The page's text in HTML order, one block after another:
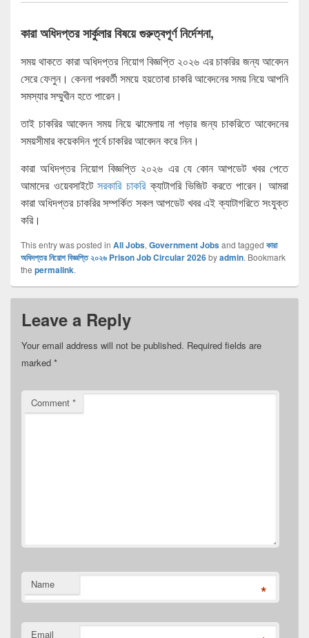
কারা অধিদপ্তর সার্কুলার বিষয়ে গুরুত্বপূর্ণ নির্দেশনা,
সময় থাকতে কারা অধিদপ্তর নিয়োগ বিজ্ঞপ্তি ২০২৬ এর চাকরির জন্য আবেদন
সেরে ফেলুন। কেননা পরবর্তী সময়ে হয়তোবা চাকরি আবেদনের সময় নিয়ে আপনি
সমস্যার সম্মুখীন হতে পারেন।
তাই চাকরির আবেদন সময় নিয়ে ঝামেলায় না পড়ার জন্য চাকরিতে আবেদনের
সময়সীমার কয়েকদিন পূর্বে চাকরির আবেদন করে নিন।
কারা অধিদপ্তর নিয়োগ বিজ্ঞপ্তি ২০২৬ এর যে কোন আপডেট খবর পেতে
আমাদের ওয়েবসাইটেসরকারি চাকরিক্যাটাগরি ভিজিট করতে পারেন। আমরা
কারা অধিদপ্তর চাকরির সম্পর্কিত সকল আপডেট খবর এই ক্যাটাগরিতে সংযুক্ত
করি।
This entry was posted in All Jobs, Government Jobsand tagged কারা
অধিদপ্তর নিয়োগ বিজ্ঞপ্তি ২০২৬ Prison Job Circular 2026byadmin. Bookmark
the permalink.
Leave a Reply
Your email address will not be published. Required fields are
marked *
Comment *
Name *
Email